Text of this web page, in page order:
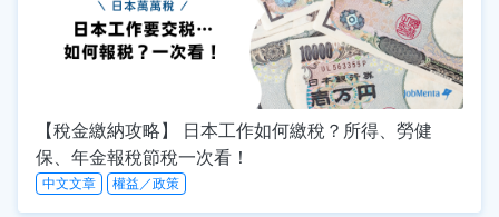
【稅金繳納攻略】 日本工作如何繳稅？所得、勞健
保、年金報稅節稅一次看！
中文文章 權益／政策